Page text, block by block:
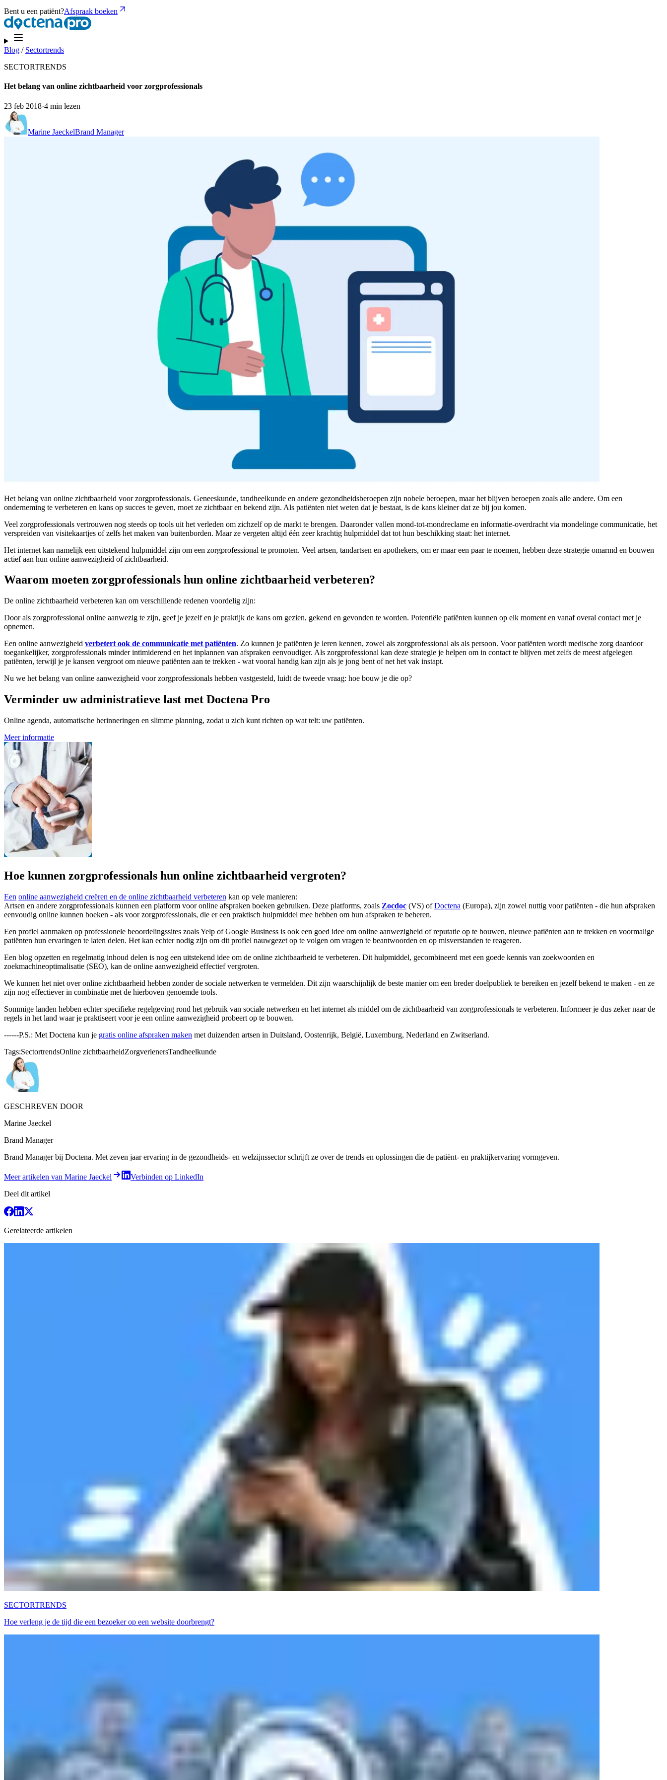
Bent u een patiënt?Afspraak boeken
Blog / Sectortrends
SECTORTRENDS
Het belang van online zichtbaarheid voor zorgprofessionals
23 feb 2018·4 min lezen
Marine JaeckelBrand Manager
Het belang van online zichtbaarheid voor zorgprofessionals. Geneeskunde, tandheelkunde en andere gezondheidsberoepen zijn nobele beroepen, maar het blijven beroepen zoals alle andere. Om een
onderneming te verbeteren en kans op succes te geven, moet ze zichtbaar en bekend zijn. Als patiënten niet weten dat je bestaat, is de kans kleiner dat ze bij jou komen.
Veel zorgprofessionals vertrouwen nog steeds op tools uit het verleden om zichzelf op de markt te brengen. Daaronder vallen mond-tot-mondreclame en informatie-overdracht via mondelinge communicatie, het
verspreiden van visitekaartjes of zelfs het maken van buitenborden. Maar ze vergeten altijd één zeer krachtig hulpmiddel dat tot hun beschikking staat: het internet.
Het internet kan namelijk een uitstekend hulpmiddel zijn om een zorgprofessional te promoten. Veel artsen, tandartsen en apothekers, om er maar een paar te noemen, hebben deze strategie omarmd en bouwen
actief aan hun online aanwezigheid of zichtbaarheid.
Waarom moeten zorgprofessionals hun online zichtbaarheid verbeteren?
De online zichtbaarheid verbeteren kan om verschillende redenen voordelig zijn:
Door als zorgprofessional online aanwezig te zijn, geef je jezelf en je praktijk de kans om gezien, gekend en gevonden te worden. Potentiële patiënten kunnen op elk moment en vanaf overal contact met je
opnemen.
Een online aanwezigheid verbetert ook de communicatie met patiënten. Zo kunnen je patiënten je leren kennen, zowel als zorgprofessional als als persoon. Voor patiënten wordt medische zorg daardoor
toegankelijker, zorgprofessionals minder intimiderend en het inplannen van afspraken eenvoudiger. Als zorgprofessional kan deze strategie je helpen om in contact te blijven met zelfs de meest afgelegen
patiënten, terwijl je je kansen vergroot om nieuwe patiënten aan te trekken - wat vooral handig kan zijn als je jong bent of net het vak instapt.
Nu we het belang van online aanwezigheid voor zorgprofessionals hebben vastgesteld, luidt de tweede vraag: hoe bouw je die op?
Verminder uw administratieve last met Doctena Pro
Online agenda, automatische herinneringen en slimme planning, zodat u zich kunt richten op wat telt: uw patiënten.
Meer informatie
Hoe kunnen zorgprofessionals hun online zichtbaarheid vergroten?
Een online aanwezigheid creëren en de online zichtbaarheid verbeteren kan op vele manieren:
Artsen en andere zorgprofessionals kunnen een platform voor online afspraken boeken gebruiken. Deze platforms, zoals Zocdoc (VS) ofDoctena (Europa), zijn zowel nuttig voor patiënten - die hun afspraken
eenvoudig online kunnen boeken - als voor zorgprofessionals, die er een praktisch hulpmiddel mee hebben om hun afspraken te beheren.
Een profiel aanmaken op professionele beoordelingssites zoals Yelp of Google Business is ook een goed idee om online aanwezigheid of reputatie op te bouwen, nieuwe patiënten aan te trekken en voormalige
patiënten hun ervaringen te laten delen. Het kan echter nodig zijn om dit profiel nauwgezet op te volgen om vragen te beantwoorden en op misverstanden te reageren.
Een blog opzetten en regelmatig inhoud delen is nog een uitstekend idee om de online zichtbaarheid te verbeteren. Dit hulpmiddel, gecombineerd met een goede kennis van zoekwoorden en
zoekmachineoptimalisatie (SEO), kan de online aanwezigheid effectief vergroten.
We kunnen het niet over online zichtbaarheid hebben zonder de sociale netwerken te vermelden. Dit zijn waarschijnlijk de beste manier om een breder doelpubliek te bereiken en jezelf bekend te maken - en ze
zijn nog effectiever in combinatie met de hierboven genoemde tools.
Sommige landen hebben echter specifieke regelgeving rond het gebruik van sociale netwerken en het internet als middel om de zichtbaarheid van zorgprofessionals te verbeteren. Informeer je dus zeker naar de
regels in het land waar je praktiseert voor je een online aanwezigheid probeert op te bouwen.
------P.S.: Met Doctena kun je gratis online afspraken maken met duizenden artsen in Duitsland, Oostenrijk, België, Luxemburg, Nederland en Zwitserland.
Tags:SectortrendsOnline zichtbaarheidZorgverlenersTandheelkunde
GESCHREVEN DOOR
Marine Jaeckel
Brand Manager
Brand Manager bij Doctena. Met zeven jaar ervaring in de gezondheids- en welzijnssector schrijft ze over de trends en oplossingen die de patiënt- en praktijkervaring vormgeven.
Meer artikelen van Marine Jaeckel
Verbinden op LinkedIn
Deel dit artikel
Gerelateerde artikelen
SECTORTRENDS
Hoe verleng je de tijd die een bezoeker op een website doorbrengt?